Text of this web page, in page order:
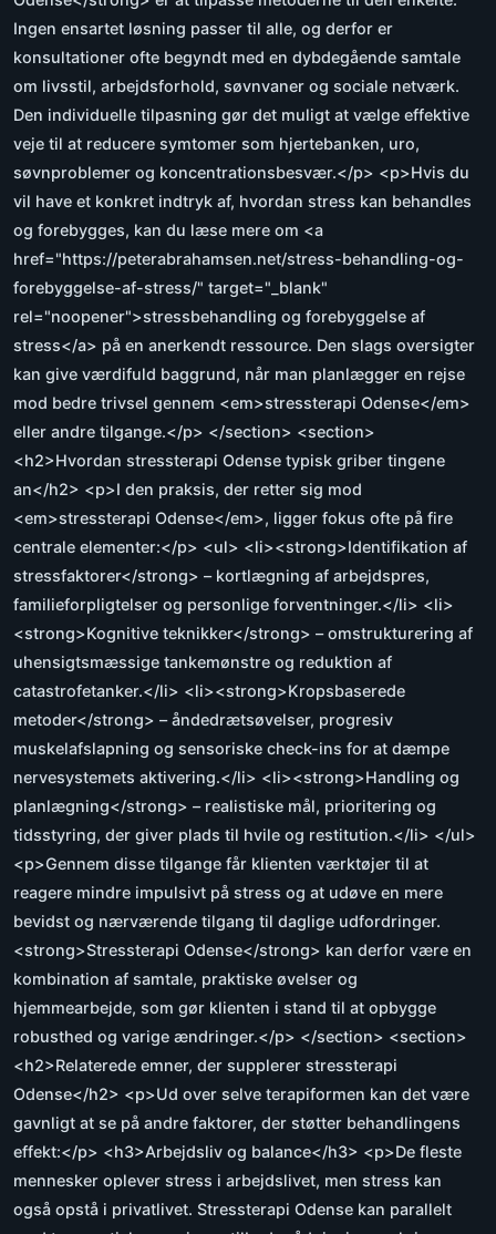
Ingen ensartet løsning passer til alle, og derfor er
konsultationer ofte begyndt med en dybdegående samtale
om livsstil, arbejdsforhold, søvnvaner og sociale netværk.
Den individuelle tilpasning gør det muligt at vælge effektive
veje til at reducere symtomer som hjertebanken, uro,
søvnproblemer og koncentrationsbesvær.</p> <p>Hvis du
vil have et konkret indtryk af, hvordan stress kan behandles
og forebygges, kan du læse mere om <a
href="https://peterabrahamsen.net/stress-behandling-og-
forebyggelse-af-stress/" target="_blank"
rel="noopener">stressbehandling og forebyggelse af
stress</a> på en anerkendt ressource. Den slags oversigter
kan give værdifuld baggrund, når man planlægger en rejse
mod bedre trivsel gennem <em>stressterapi Odense</em>
eller andre tilgange.</p> </section> <section>
<h2>Hvordan stressterapi Odense typisk griber tingene
an</h2> <p>I den praksis, der retter sig mod
<em>stressterapi Odense</em>, ligger fokus ofte på fire
centrale elementer:</p> <ul> <li><strong>Identifikation af
stressfaktorer</strong> – kortlægning af arbejdspres,
familieforpligtelser og personlige forventninger.</li> <li>
<strong>Kognitive teknikker</strong> – omstrukturering af
uhensigtsmæssige tankemønstre og reduktion af
catastrofetanker.</li> <li><strong>Kropsbaserede
metoder</strong> – åndedrætsøvelser, progresiv
muskelafslapning og sensoriske check-ins for at dæmpe
nervesystemets aktivering.</li> <li><strong>Handling og
planlægning</strong> – realistiske mål, prioritering og
tidsstyring, der giver plads til hvile og restitution.</li> </ul>
<p>Gennem disse tilgange får klienten værktøjer til at
reagere mindre impulsivt på stress og at udøve en mere
bevidst og nærværende tilgang til daglige udfordringer.
<strong>Stressterapi Odense</strong> kan derfor være en
kombination af samtale, praktiske øvelser og
hjemmearbejde, som gør klienten i stand til at opbygge
robusthed og varige ændringer.</p> </section> <section>
<h2>Relaterede emner, der supplerer stressterapi
Odense</h2> <p>Ud over selve terapiformen kan det være
gavnligt at se på andre faktorer, der støtter behandlingens
effekt:</p> <h3>Arbejdsliv og balance</h3> <p>De fleste
mennesker oplever stress i arbejdslivet, men stress kan
også opstå i privatlivet. Stressterapi Odense kan parallelt